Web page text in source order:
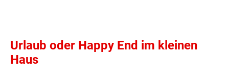
Urlaub oder Happy End im kleinen
Haus